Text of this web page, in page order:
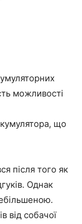
можливості
що
після того як
Однак
від собачої